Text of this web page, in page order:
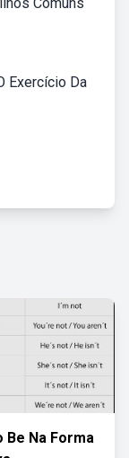
Exercício Da
Be Na Forma